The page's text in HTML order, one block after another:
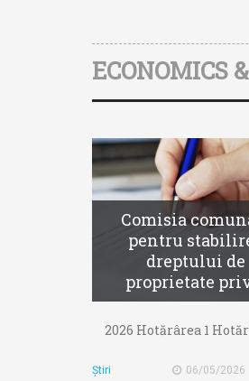
ECONOMICS
Comisia
pentru
dreptului de
proprietate
2026 Hotărârea 1
Știri 06/05/2026